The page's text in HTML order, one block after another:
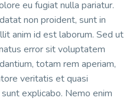
eu fugiat nulla pariatur.
non proident, sunt in
anim id est laborum. Sed ut
error sit voluptatem
totam rem aperiam,
veritatis et quasi
explicabo. Nemo enim